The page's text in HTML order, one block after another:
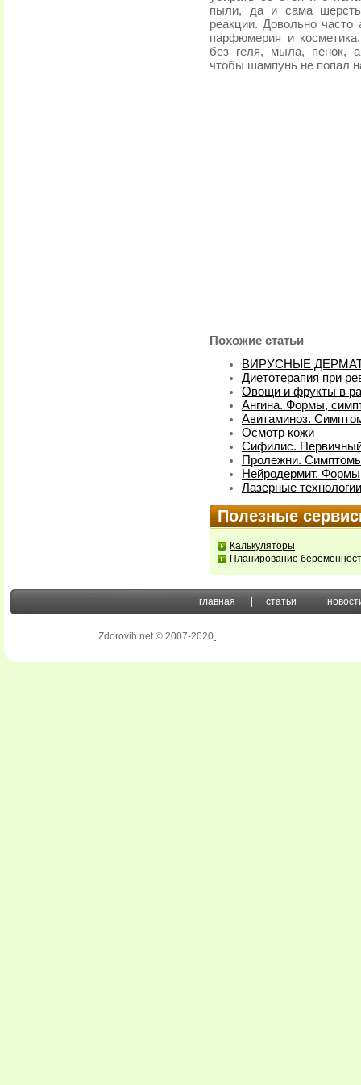
пыли, да и сама шерсть
реакции. Довольно часто
парфюмерия и
без геля, мыла, пенок, а
чтобы шампунь не попал
Похожие статьи
ВИРУСНЫЕ
Диетотерапия при
Овощи и фрукты в
Ангина. Формы,
Авитаминоз.
Осмотр кожи
Сифилис. Первичный
Пролежни.
Нейродермит.
Лазерные
Полезные
Калькуляторы
Планирование
главная статьи
Zdorovih.net © 2007-2020